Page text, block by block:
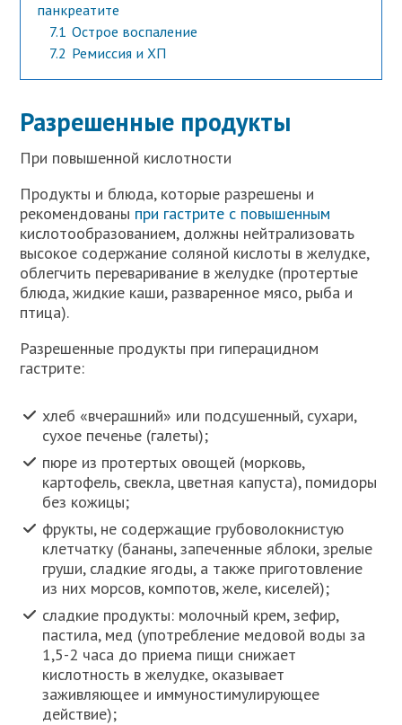
панкреатите
7.1 Острое воспаление
7.2 Ремиссия и ХП
Разрешенные продукты
При повышенной кислотности
Продукты и блюда, которые разрешены и
рекомендованы при гастрите с повышенным
кислотообразованием, должны нейтрализовать
высокое содержание соляной кислоты в желудке,
облегчить переваривание в желудке (протертые
блюда, жидкие каши, разваренное мясо, рыба и
птица).
Разрешенные продукты при гиперацидном
гастрите:
хлеб «вчерашний» или подсушенный, сухари,
сухое печенье (галеты);
пюре из протертых овощей (морковь,
картофель, свекла, цветная капуста), помидоры
без кожицы;
фрукты, не содержащие грубоволокнистую
клетчатку (бананы, запеченные яблоки, зрелые
груши, сладкие ягоды, а также приготовление
из них морсов, компотов, желе, киселей);
сладкие продукты: молочный крем, зефир,
пастила, мед (употребление медовой воды за
1,5-2 часа до приема пищи снижает
кислотность в желудке, оказывает
заживляющее и иммуностимулирующее
действие);